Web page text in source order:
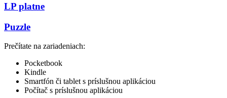
LP platne
Puzzle
Prečítate na zariadeniach:
Pocketbook
Kindle
Smartfón či tablet s príslušnou aplikáciou
Počítač s príslušnou aplikáciou